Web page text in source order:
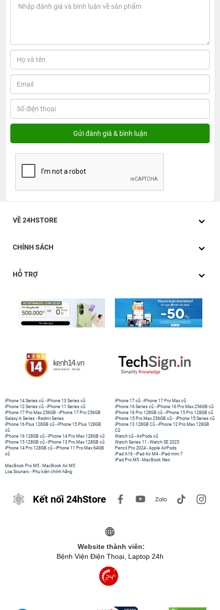
VỀ 24HSTORE
CHÍNH SÁCH
HỖ TRỢ
iPhone 14 Series cũ -iPhone 13 Series cũ
iPhone 12 Series cũ -iPhone 11 Series cũ
iPhone 17 Pro Max 256GB -iPhone 17 Pro 256GB
Galaxy A Series - Redmi Series
iPhone 17 cũ -iPhone 17 Pro Max cũ
iPhone 16 Series cũ - iPhone 16 Pro Max 256GB cũ
iPhone 16 Pro 128GB cũ -iPhone 15 Pro 128GB cũ
iPhone 15 Pro Max 256GB cũ - iPhone 15 Series cũ
iPhone 16 Plus 128GB cũ -iPhone 15 Plus 128GB
cũ
iPhone 16 128GB cũ -iPhone 14 Pro Max 128GB cũ
iPhone 15 128GB cũ -iPhone 13 Pro Max 128GB cũ
iPhone 14 Pro 128GB cũ -iPhone 11 Pro Max 64GB
cũ
iPhone 13 128GB Cũ -iPhone 12 Pro Max 128GB
Cũ
Watch cũ -AirPods cũ
Watch Series 11 -Watch SE 2025
Pencil Pro 2024 -Apple AirPods
iPad A16 -iPad Air M4 -iPad mini 7
iPad Pro M5 - MacBook Neo
MacBook Pro M5 - MacBook Air M5
Loa Sounarc - Phụ kiện chính hãng
Kết nối 24hStore
Website thành viên:
Bệnh Viện Điện Thoại, Laptop 24h